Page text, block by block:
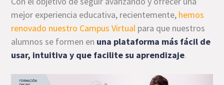
mejor experiencia educativa, recientemente, hemos
renovado nuestro Campus Virtual para que nuestros
alumnos se formen en una plataforma más fácil de
usar, intuitiva y que facilite su aprendizaje.